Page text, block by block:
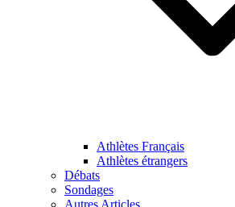
Athlètes Français
Athlètes étrangers
Débats
Sondages
Autres Articles